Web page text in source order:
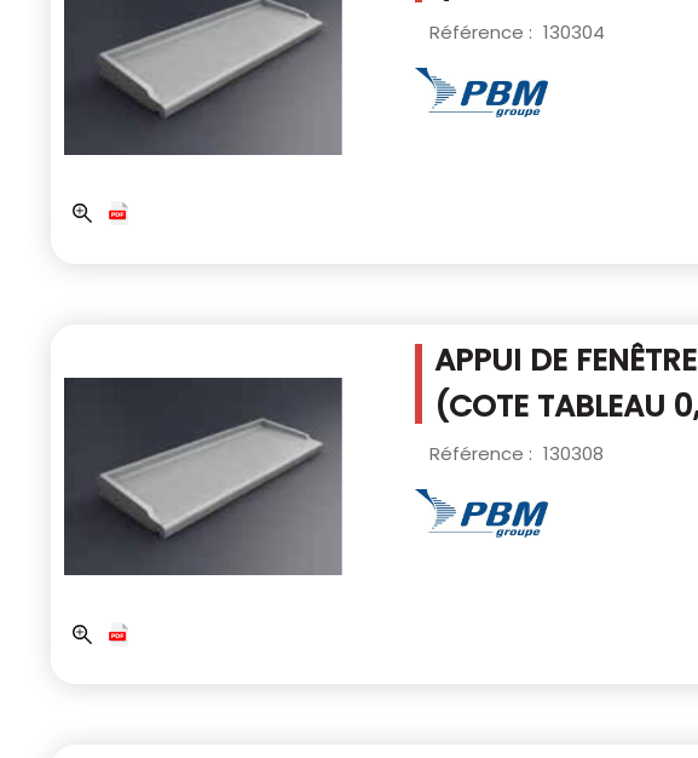
Référence : 130304
APPUI DE
(COTE TABLEAU
Référence : 130308